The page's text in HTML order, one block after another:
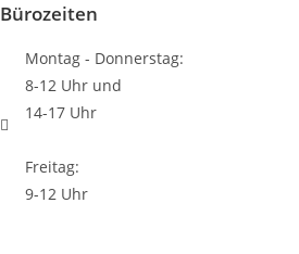
Bürozeiten
Montag - Donnerstag:
8-12 Uhr und
14-17 Uhr
Freitag:
9-12 Uhr